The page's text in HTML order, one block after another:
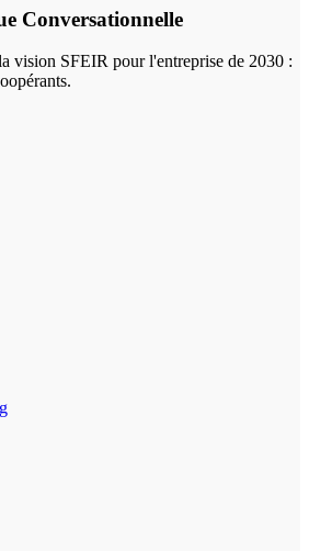
Conversationnelle
vision SFEIR pour l'entreprise de 2030 :